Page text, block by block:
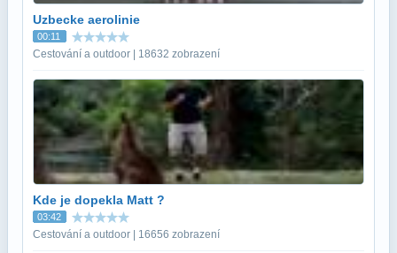
Uzbecke aerolinie
00:11
Cestování a outdoor | 18632 zobrazení
Kde je dopekla Matt ?
03:42
Cestování a outdoor | 16656 zobrazení